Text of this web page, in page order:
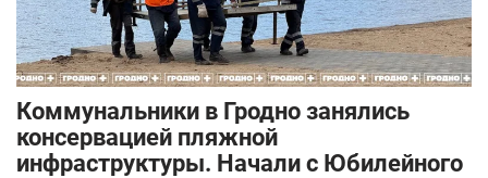
Коммунальники в Гродно занялись
консервацией пляжной
инфраструктуры. Начали с Юбилейного